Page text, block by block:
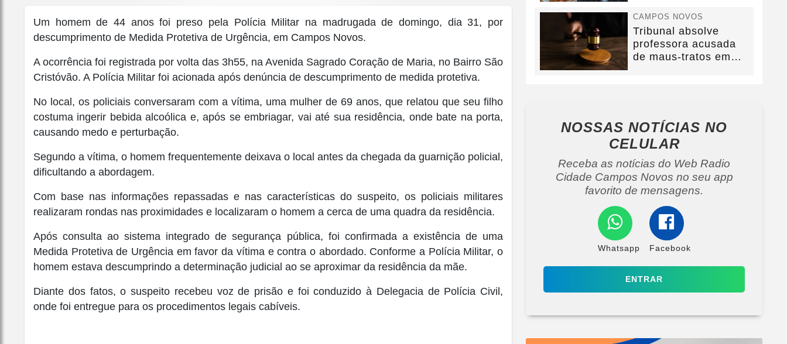
Um homem de 44 anos foi preso pela Polícia Militar na madrugada de domingo, dia 31, por
descumprimento de Medida Protetiva de Urgência, em Campos Novos.
A ocorrência foi registrada por volta das 3h55, na Avenida Sagrado Coração de Maria, no Bairro São
Cristóvão. A Polícia Militar foi acionada após denúncia de descumprimento de medida protetiva.
No local, os policiais conversaram com a vítima, uma mulher de 69 anos, que relatou que seu filho
costuma ingerir bebida alcoólica e, após se embriagar, vai até sua residência, onde bate na porta,
causando medo e perturbação.
Segundo a vítima, o homem frequentemente deixava o local antes da chegada da guarnição policial,
dificultando a abordagem.
Com base nas informações repassadas e nas características do suspeito, os policiais militares
realizaram rondas nas proximidades e localizaram o homem a cerca de uma quadra da residência.
Após consulta ao sistema integrado de segurança pública, foi confirmada a existência de uma
Medida Protetiva de Urgência em favor da vítima e contra o abordado. Conforme a Polícia Militar, o
homem estava descumprindo a determinação judicial ao se aproximar da residência da mãe.
Diante dos fatos, o suspeito recebeu voz de prisão e foi conduzido à Delegacia de Polícia Civil,
onde foi entregue para os procedimentos legais cabíveis.
CAMPOS NOVOS
Tribunal absolve
professora acusada
de maus-tratos em
NOSSAS NOTÍCIAS NO
CELULAR
Receba as notícias do Web Radio
Cidade Campos Novos no seu app
favorito de mensagens.
Whatsapp Facebook
ENTRAR